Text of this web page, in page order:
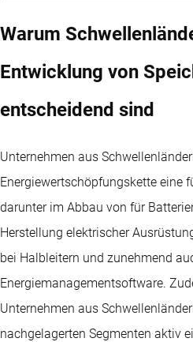
Warum
Entwicklung von
entscheidend sind
Unternehmen aus
Energiewertschöpfungskette eine
darunter im Abbau von für
Herstellung elektrischer
bei Halbleitern und zunehmend
Energiemanagementsoftware.
Unternehmen aus
nachgelagerten Segmenten aktiv